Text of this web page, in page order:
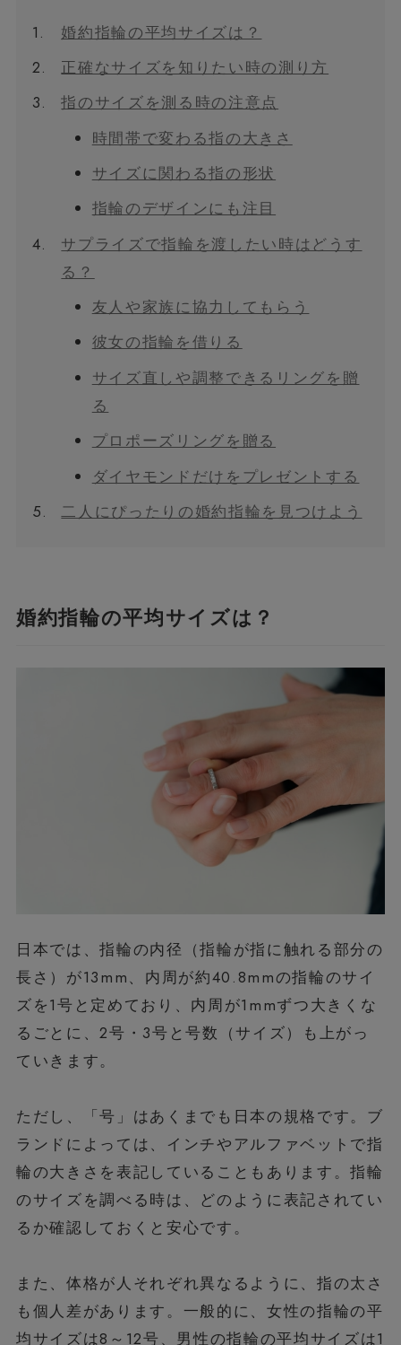
1.
婚約指輪の平均サイズは？
2.
正確なサイズを知りたい時の測り方
3.
指のサイズを測る時の注意点
時間帯で変わる指の大きさ
サイズに関わる指の形状
指輪のデザインにも注目
4.
サプライズで指輪を渡したい時はどうす
る？
友人や家族に協力してもらう
彼女の指輪を借りる
サイズ直しや調整できるリングを贈
る
プロポーズリングを贈る
ダイヤモンドだけをプレゼントする
5.
二人にぴったりの婚約指輪を見つけよう
婚約指輪の平均サイズは？
日本では、指輪の内径（指輪が指に触れる部分の
長さ）が13mm、内周が約40.8mmの指輪のサイ
ズを1号と定めており、内周が1mmずつ大きくな
るごとに、2号・3号と号数（サイズ）も上がっ
ていきます。
ただし、「号」はあくまでも日本の規格です。ブ
ランドによっては、インチやアルファベットで指
輪の大きさを表記していることもあります。指輪
のサイズを調べる時は、どのように表記されてい
るか確認しておくと安心です。
また、体格が人それぞれ異なるように、指の太さ
も個人差があります。一般的に、女性の指輪の平
均サイズは8～12号、男性の指輪の平均サイズは1